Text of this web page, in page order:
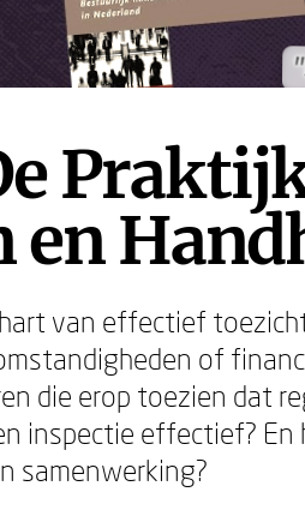
en
van effectief
of
die erop toezien dat
inspectie effectief? En
samenwerking?